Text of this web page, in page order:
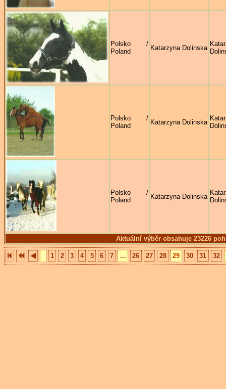
Aktuální výběr obsahuje 23226
Polsko /
Poland
Katarzyna Dolinska
Polsko /
Poland
Katarzyna Dolinska
Polsko /
Poland
Katarzyna Dolinska
1 2 3 4 5 6 7 ... 26 27 28 29 30 31 32